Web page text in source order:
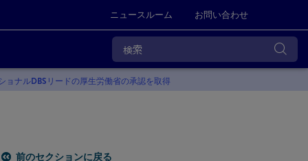
ニュースルーム お問い合わせ
ナルDBSリードの厚生労働省の承認を取得
前のセクションに戻る